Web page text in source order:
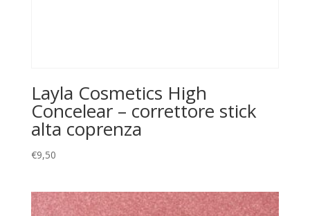
Layla Cosmetics High
Concelear – correttore stick
alta coprenza
€9,50